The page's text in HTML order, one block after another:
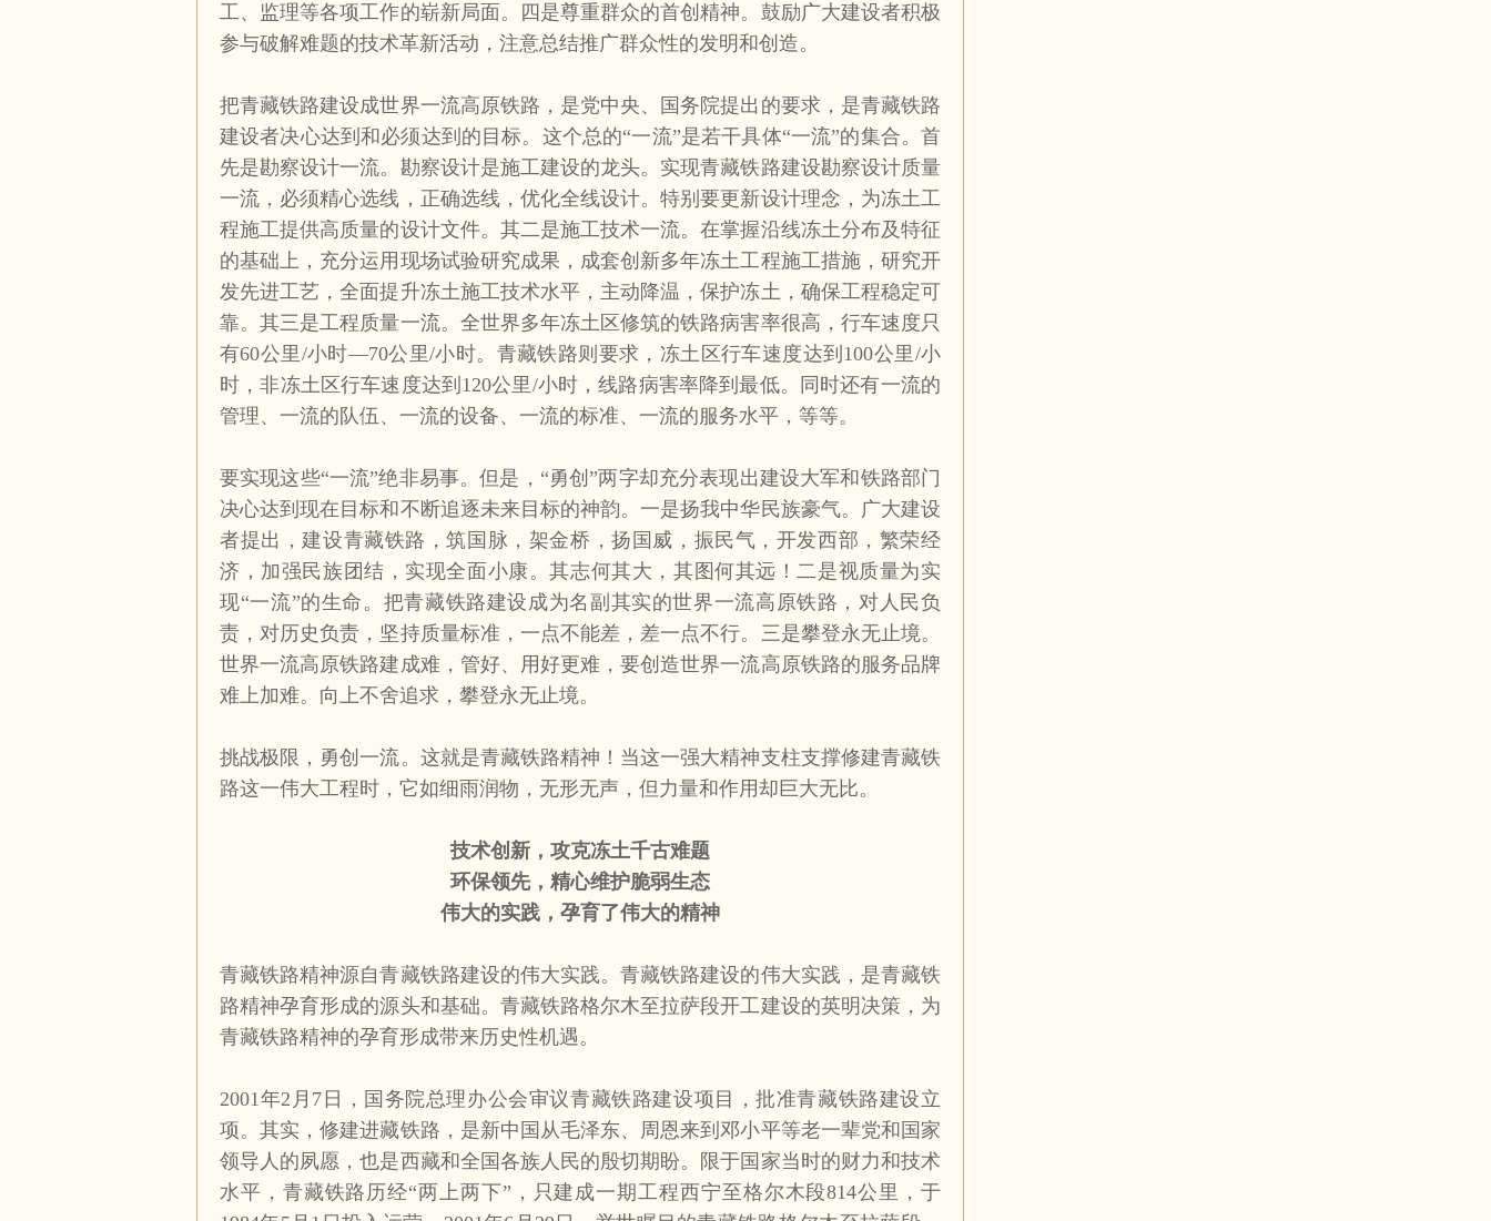
工、监理等各项工作的崭新局面。四是尊重群众的首创精神。鼓励广大建设者积极
参与破解难题的技术革新活动，注意总结推广群众性的发明和创造。
把青藏铁路建设成世界一流高原铁路，是党中央、国务院提出的要求，是青藏铁路
建设者决心达到和必须达到的目标。这个总的“一流”是若干具体“一流”的集合。首
先是勘察设计一流。勘察设计是施工建设的龙头。实现青藏铁路建设勘察设计质量
一流，必须精心选线，正确选线，优化全线设计。特别要更新设计理念，为冻土工
程施工提供高质量的设计文件。其二是施工技术一流。在掌握沿线冻土分布及特征
的基础上，充分运用现场试验研究成果，成套创新多年冻土工程施工措施，研究开
发先进工艺，全面提升冻土施工技术水平，主动降温，保护冻土，确保工程稳定可
靠。其三是工程质量一流。全世界多年冻土区修筑的铁路病害率很高，行车速度只
有60公里/小时—70公里/小时。青藏铁路则要求，冻土区行车速度达到 100公里/小
时，非冻土区行车速度达到 120公里/小时，线路病害率降到最低。同时还有一流的
管理、一流的队伍、一流的设备、一流的标准、一流的服务水平，等等。
要实现这些“一流”绝非易事。但是，“勇创”两字却充分表现出建设大军和铁路部门
决心达到现在目标和不断追逐未来目标的神韵。一是扬我中华民族豪气。广大建设
者提出，建设青藏铁路，筑国脉，架金桥，扬国威，振民气，开发西部，繁荣经
济，加强民族团结，实现全面小康。其志何其大，其图何其远！二是视质量为实
现“一流”的生命。把青藏铁路建设成为名副其实的世界一流高原铁路，对人民负
责，对历史负责，坚持质量标准，一点不能差，差一点不行。三是攀登永无止境。
世界一流高原铁路建成难，管好、用好更难，要创造世界一流高原铁路的服务品牌
难上加难。向上不舍追求，攀登永无止境。
挑战极限，勇创一流。这就是青藏铁路精神！当这一强大精神支柱支撑修建青藏铁
路这一伟大工程时，它如细雨润物，无形无声，但力量和作用却巨大无比。
技术创新，攻克冻土千古难题
环保领先，精心维护脆弱生态
伟大的实践，孕育了伟大的精神
青藏铁路精神源自青藏铁路建设的伟大实践。青藏铁路建设的伟大实践，是青藏铁
路精神孕育形成的源头和基础。青藏铁路格尔木至拉萨段开工建设的英明决策，为
青藏铁路精神的孕育形成带来历史性机遇。
2001年2 月 7 日，国务院总理办公会审议青藏铁路建设项目，批准青藏铁路建设立
项。其实，修建进藏铁路，是新中国从毛泽东、周恩来到邓小平等老一辈党和国家
领导人的夙愿，也是西藏和全国各族人民的殷切期盼。限于国家当时的财力和技术
水平，青藏铁路历经“两上两下”，只建成一期工程西宁至格尔木段814公里，于